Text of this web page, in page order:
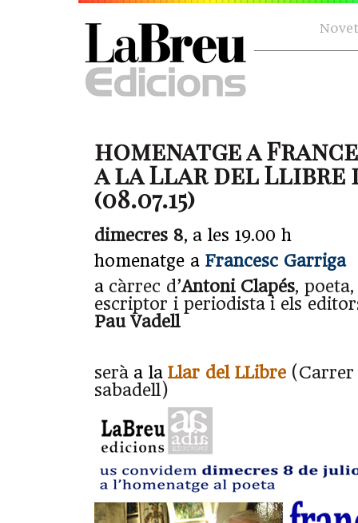
homenatge a
a la Llar del Llibre
(08.07.15)
dimecres 8, a les 19.00 h
homenatge a Francesc Garriga
a càrrec d’Antoni Clapés, poeta,
escriptor i periodista i els
Pau Vadell
serà a la Llar del LLibre (Carrer
sabadell)